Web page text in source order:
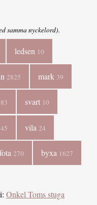
samma nyckelord).
ledsen 10
2825 mark 39
83 svart 10
vila 24
270 byxa 1627
Onkel Toms stuga